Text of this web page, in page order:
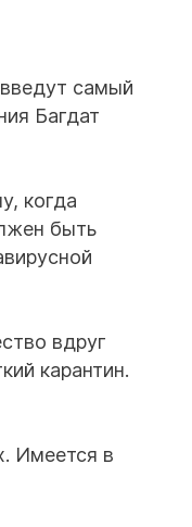
самый
Багдат
когда
быть
вдруг
карантин.
Имеется в